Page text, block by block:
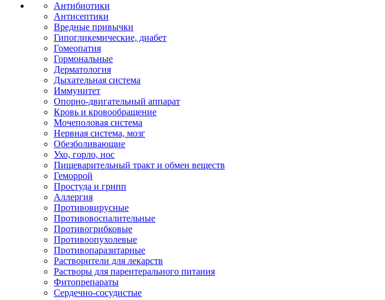
Антибиотики
Антисептики
Вредные привычки
Гипогликемические, диабет
Гомеопатия
Гормональные
Дерматология
Дыхательная система
Иммунитет
Опорно-двигательный аппарат
Кровь и кровообращение
Мочеполовая система
Нервная система, мозг
Обезболивающие
Ухо, горло, нос
Пищеварительный тракт и обмен веществ
Геморрой
Простуда и грипп
Аллергия
Противовирусные
Противовоспалительные
Противогрибковые
Противоопухолевые
Противопаразитарные
Растворители для лекарств
Растворы для парентерального питания
Фитопрепараты
Сердечно-сосудистые